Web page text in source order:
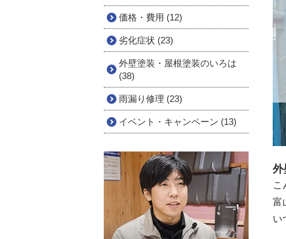
外
こ
富
い
価格・費用 (12)
劣化症状 (23)
外壁塗装・屋根塗装のいろは
(38)
雨漏り修理 (23)
イベント・キャンペーン (13)